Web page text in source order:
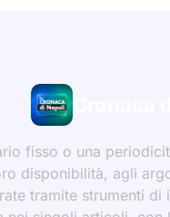
Cronaca
fisso o una
disponibilità, agli
tramite strumenti